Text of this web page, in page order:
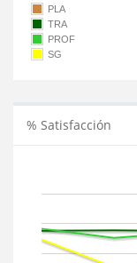
PLA
TRA
PROF
SG
% Satisfacción